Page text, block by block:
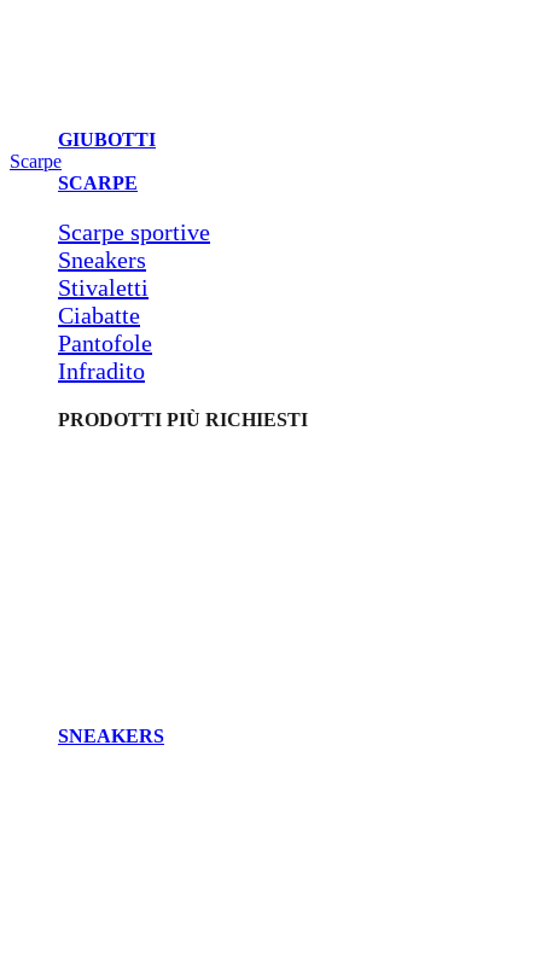
GIUBOTTI
Scarpe
SCARPE
Scarpe sportive
Sneakers
Stivaletti
Ciabatte
Pantofole
Infradito
PRODOTTI PIÙ RICHIESTI
SNEAKERS